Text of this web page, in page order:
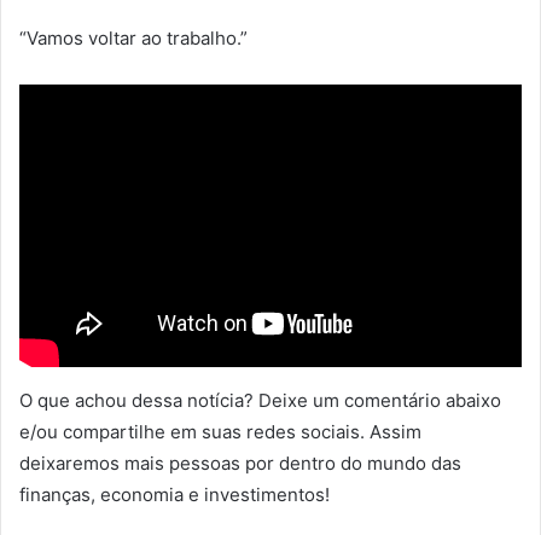
“Vamos voltar ao trabalho.”
O que achou dessa notícia? Deixe um comentário abaixo
e/ou compartilhe em suas redes sociais. Assim
deixaremos mais pessoas por dentro do mundo das
finanças, economia e investimentos!